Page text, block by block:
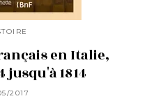
en Italie,
jusqu'à 1814
2017